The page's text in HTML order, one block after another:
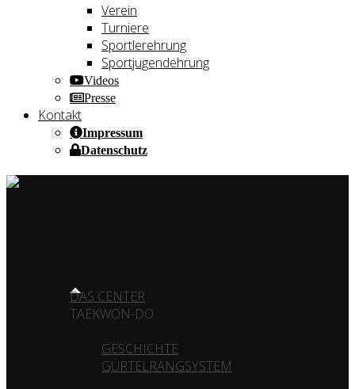
Verein
Turniere
Sportlerehrung
Sportjugendehrung
Videos
Presse
Kontakt
Impressum
Datenschutz
DAS CENTER
TAEKWON-DO
GESCHICHTE
GÜRTELRANGSYSTEM